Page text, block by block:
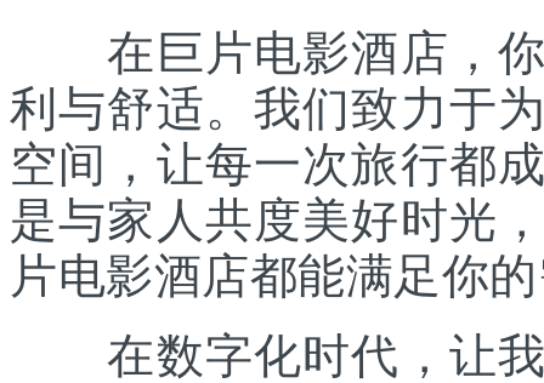
在巨片电影酒店，你
利与舒适。我们致力于
空间，让每一次旅行都
是与家人共度美好时光
片电影酒店都能满足你
在数字化时代，让我